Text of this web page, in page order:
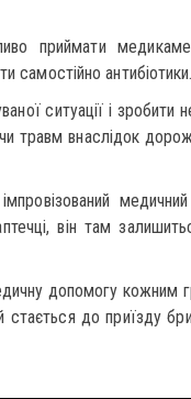
приймати
самостійно антибіотики.
ситуації і зробити
травм внаслідок
він там
допомогу кожним
стається до приїзду